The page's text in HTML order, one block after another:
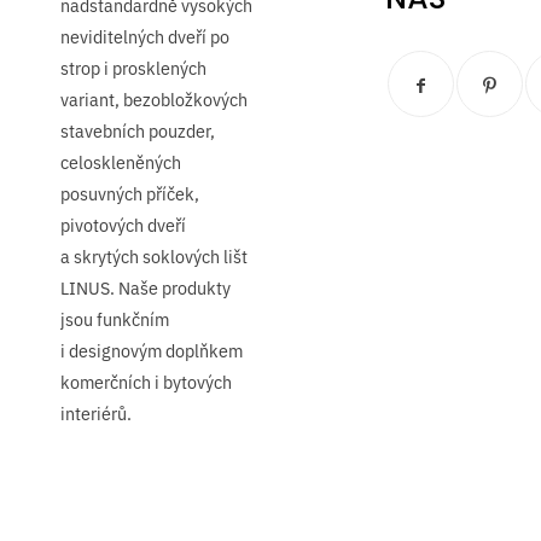
nadstandardně vysokých
neviditelných dveří po
strop i prosklených
variant, bezobložkových
stavebních pouzder,
celoskleněných
posuvných příček,
pivotových dveří
a skrytých soklových lišt
LINUS. Naše produkty
jsou funkčním
i designovým doplňkem
komerčních i bytových
interiérů.